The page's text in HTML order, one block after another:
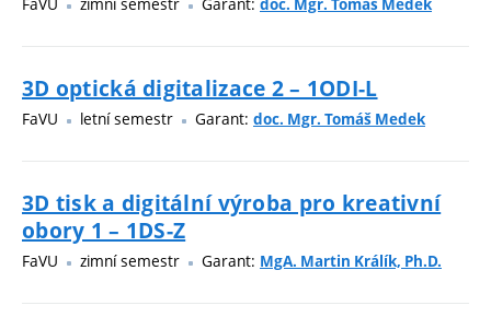
FaVU zimní semestr Garant: doc. Mgr. Tomáš Medek
3D optická digitalizace 2 – 1ODI-L
FaVU letní semestr Garant: doc. Mgr. Tomáš Medek
3D tisk a digitální výroba pro kreativní
obory 1 – 1DS-Z
FaVU zimní semestr Garant: MgA. Martin Králík, Ph.D.